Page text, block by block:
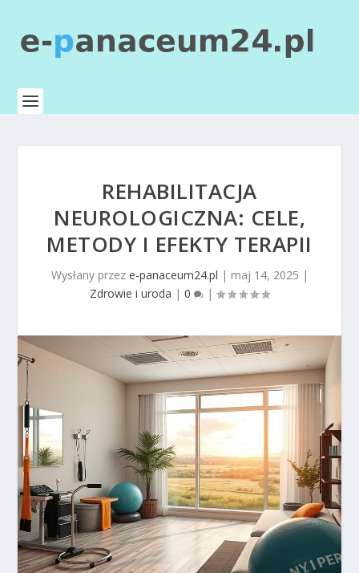
REHABILITACJA
NEUROLOGICZNA: CELE,
METODY I EFEKTY TERAPII
Wysłany przez e-panaceum24.pl | maj 14, 2025 |
Zdrowie i uroda | 0 |